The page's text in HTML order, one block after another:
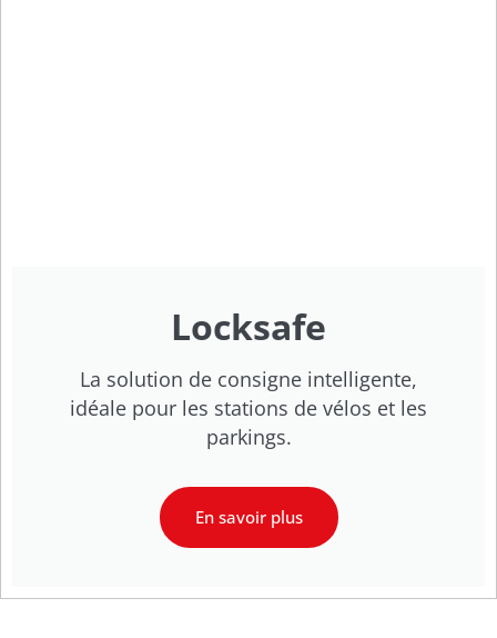
Locksafe
La solution de consigne intelligente,
idéale pour les stations de vélos et les
parkings.
En savoir plus